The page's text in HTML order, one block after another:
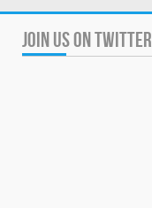
JOIN US ON TWITTER